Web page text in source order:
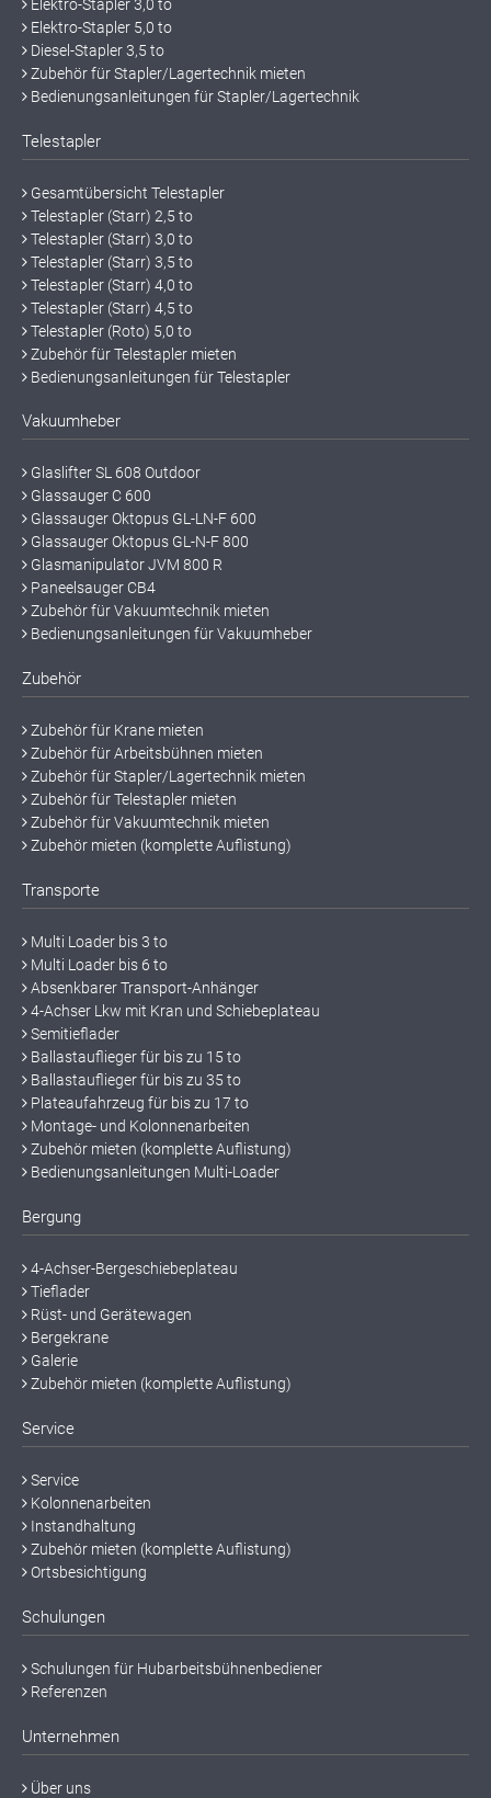
Elektro-Stapler 3,0 to
Elektro-Stapler 5,0 to
Diesel-Stapler 3,5 to
Zubehör für Stapler/Lagertechnik mieten
Bedienungsanleitungen für Stapler/Lagertechnik
Telestapler
Gesamtübersicht Telestapler
Telestapler (Starr) 2,5 to
Telestapler (Starr) 3,0 to
Telestapler (Starr) 3,5 to
Telestapler (Starr) 4,0 to
Telestapler (Starr) 4,5 to
Telestapler (Roto) 5,0 to
Zubehör für Telestapler mieten
Bedienungsanleitungen für Telestapler
Vakuumheber
Glaslifter SL 608 Outdoor
Glassauger C 600
Glassauger Oktopus GL-LN-F 600
Glassauger Oktopus GL-N-F 800
Glasmanipulator JVM 800 R
Paneelsauger CB4
Zubehör für Vakuumtechnik mieten
Bedienungsanleitungen für Vakuumheber
Zubehör
Zubehör für Krane mieten
Zubehör für Arbeitsbühnen mieten
Zubehör für Stapler/Lagertechnik mieten
Zubehör für Telestapler mieten
Zubehör für Vakuumtechnik mieten
Zubehör mieten (komplette Auflistung)
Transporte
Multi Loader bis 3 to
Multi Loader bis 6 to
Absenkbarer Transport-Anhänger
4-Achser Lkw mit Kran und Schiebeplateau
Semitieflader
Ballastauflieger für bis zu 15 to
Ballastauflieger für bis zu 35 to
Plateaufahrzeug für bis zu 17 to
Montage- und Kolonnenarbeiten
Zubehör mieten (komplette Auflistung)
Bedienungsanleitungen Multi-Loader
Bergung
4-Achser-Bergeschiebeplateau
Tieflader
Rüst- und Gerätewagen
Bergekrane
Galerie
Zubehör mieten (komplette Auflistung)
Service
Service
Kolonnenarbeiten
Instandhaltung
Zubehör mieten (komplette Auflistung)
Ortsbesichtigung
Schulungen
Schulungen für Hubarbeitsbühnenbediener
Referenzen
Unternehmen
Über uns